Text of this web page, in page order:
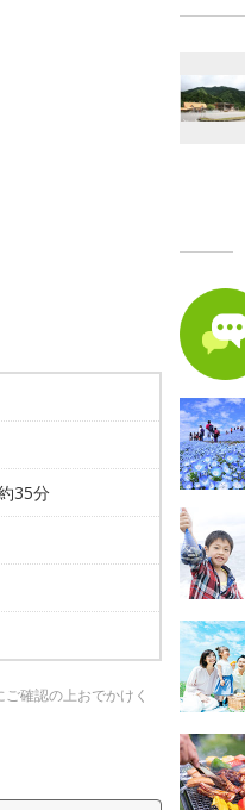
35分
確認の上おでかけく